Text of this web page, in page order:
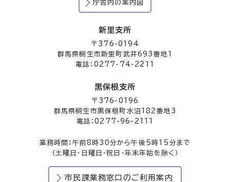
庁舎内の案内図
新里支所
〒376-0194
群馬県桐生市新里町武井693番地1
電話：0277-74-2211
黒保根支所
〒376-0196
群馬県桐生市黒保根町水沼182番地3
電話：0277-96-2111
業務時間：午前8時30分から午後5時15分まで
（土曜日・日曜日・祝日・年末年始を除く）
市民課業務窓口のご利用案内